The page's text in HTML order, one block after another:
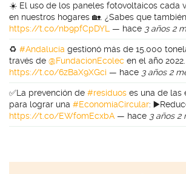
☀️ El uso de los paneles fotovoltaicos cada
en nuestros hogares 🏡. ¿Sabes que
https://t.co/nb9pfCpDYL — hace 3 años 2
♻️ #Andalucía gestionó más de 15.000
través de @FundacionEcolec en el año
https://t.co/6zBaX9XGci — hace 3 años 2
✅La prevención de #residuos es una de las
para lograr una #EconomíaCircular:
https://t.co/EWfomEcxbA — hace 3 años 2